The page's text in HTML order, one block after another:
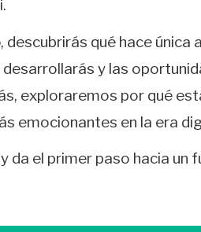
descubrirás qué hace única
desarrollarás y las
exploraremos por qué
emocionantes en la era
da el primer paso hacia